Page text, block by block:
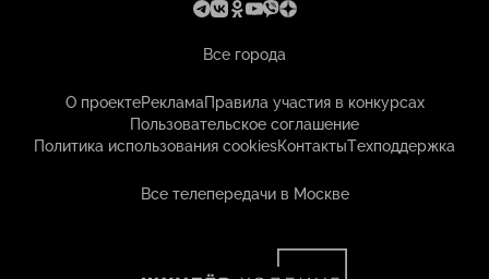
Все города
О проектеРекламаПравила участия в конкурсах
Пользовательское соглашение
Политика использования cookiesКонтактыТехподдержка
Все телепередачи в Москве